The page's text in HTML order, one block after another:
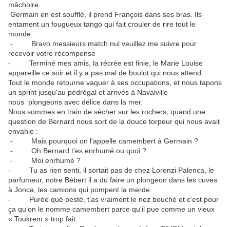
mâchoire.
Germain en est soufflé, il prend François dans ses bras. Ils
entament un fougueux tango qui fait crouler de rire tout le
monde.
- Bravo messieurs match nul veuillez me suivre pour
recevoir votre récompense
- Terminé mes amis, la récrée est finie, le Marie Louise
appareille ce soir et il y a pas mal de boulot qui nous attend.
Tout le monde retourne vaquer à ses occupations, et nous tapons
un sprint jusqu'au pédrégal et arrivés à Navalville
nous plongeons avec délice dans la mer.
Nous sommes en train de sécher sur les rochers, quand une
question de Bernard nous sort de la douce torpeur qui nous avait
envahie :
- Mais pourquoi on l'appelle camembert à Germain ?
- Oh Bernard t'es enrhumé ou quoi ?
- Moi enrhumé ?
- Tu as rien senti, il sortait pas de chez Lorenzi Palenca, le
parfumeur, notre Bébert il a du faire un plongeon dans les cuves
à Jonca, les camions qui pompent la merde.
- Purée qué pesté, t’as vraiment le nez bouché et c'est pour
ça qu’on le nomme camembert parce qu'il pue comme un vieux
« Toukrem » trop fait.